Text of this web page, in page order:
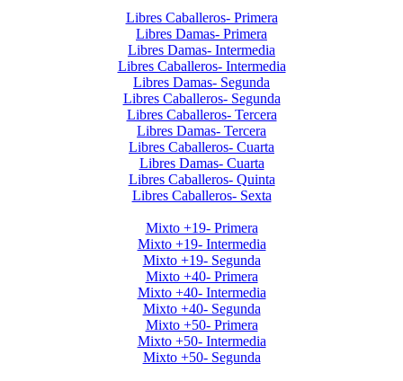
Libres Caballeros- Primera
Libres Damas- Primera
Libres Damas- Intermedia
Libres Caballeros- Intermedia
Libres Damas- Segunda
Libres Caballeros- Segunda
Libres Caballeros- Tercera
Libres Damas- Tercera
Libres Caballeros- Cuarta
Libres Damas- Cuarta
Libres Caballeros- Quinta
Libres Caballeros- Sexta
Mixto +19- Primera
Mixto +19- Intermedia
Mixto +19- Segunda
Mixto +40- Primera
Mixto +40- Intermedia
Mixto +40- Segunda
Mixto +50- Primera
Mixto +50- Intermedia
Mixto +50- Segunda